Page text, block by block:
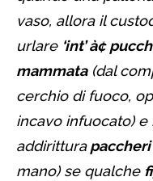
vaso, allora il
urlare ‘int’ à¢
mammata(dal
cerchio di fuoco,
incavo infuocato) e
addiritturapaccheri
mano) se qualche